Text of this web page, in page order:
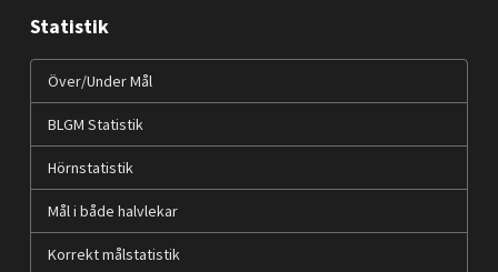
Statistik
Över/Under Mål
BLGM Statistik
Hörnstatistik
Mål i både halvlekar
Korrekt målstatistik